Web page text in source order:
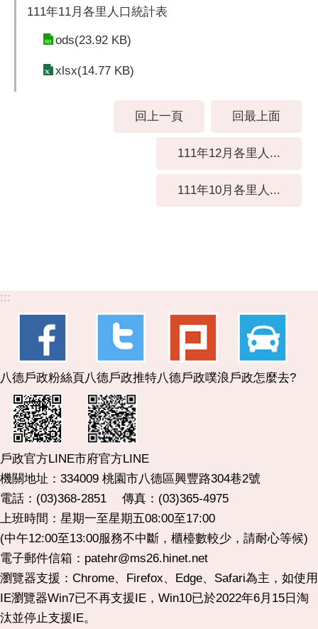
111年11月各里人口統計表
ods(23.92 KB)
xlsx(14.77 KB)
回上一頁 回最上面
111年12月各里人...
111年10月各里人...
:::
八德戶政粉絲頁 八德戶政推特八德戶政噗浪戶政怎麼去?
戶政官方LINE市府官方LINE
機關地址：334009 桃園市八德區興豐路304巷2號
電話：(03)368-2851 傳真：(03)365-4975
上班時間：星期一至星期五08:00至17:00
(中午12:00至13:00服務不中斷，櫃檯數較少，請耐心等候)
電子郵件信箱：patehr@ms26.hinet.net
瀏覽器支援：Chrome、Firefox、Edge、Safari為主，如使用
IE瀏覽器Win7已不再支援IE，Win10已於2022年6月15日淘
汰並停止支援IE。